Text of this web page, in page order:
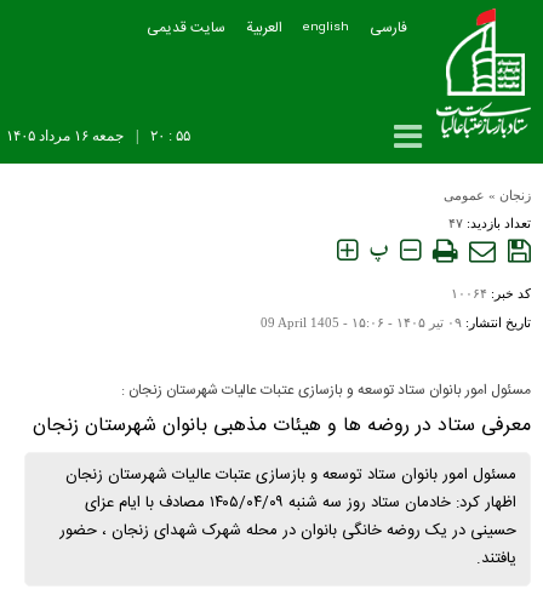
فارسی english العربیة سایت قدیمی
جمعه ۱۶ مرداد ۱۴۰۵ ۵۵ : ۲۰
زنجان » عمومی
تعداد بازدید: ۴۷
پ
کد خبر: ۱۰۰۶۴
تاریخ انتشار: ۰۹ تير ۱۴۰۵ - ۱۵:۰۶ - 09 April 1405
مسئول امور بانوان ستاد توسعه و بازسازی عتبات عالیات شهرستان زنجان :
معرفی ستاد در روضه ها و هیئات مذهبی بانوان شهرستان زنجان
مسئول امور بانوان ستاد توسعه و بازسازی عتبات عالیات شهرستان زنجان
اظهار کرد: خادمان ستاد روز سه شنبه ۱۴۰۵/۰۴/۰۹ مصادف با ایام عزای
حسینی در یک روضه خانگی بانوان در محله شهرک شهدای زنجان ، حضور
یافتند.